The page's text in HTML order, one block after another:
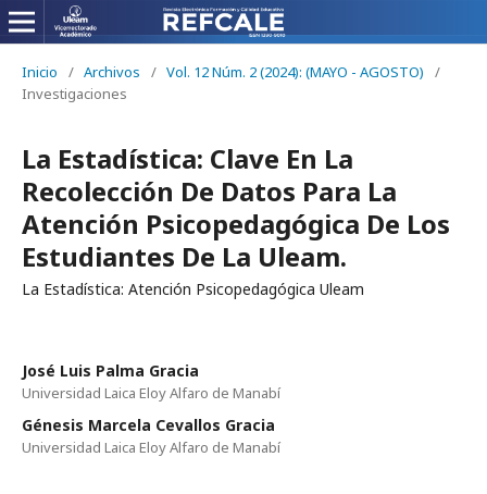
Inicio / Archivos / Vol. 12 Núm. 2 (2024): (MAYO - AGOSTO)
/
Investigaciones
La Estadística: Clave En La
Recolección De Datos Para La
Atención Psicopedagógica De Los
Estudiantes De La Uleam.
La Estadística: Atención Psicopedagógica Uleam
José Luis Palma Gracia
Universidad Laica Eloy Alfaro de Manabí
Génesis Marcela Cevallos Gracia
Universidad Laica Eloy Alfaro de Manabí